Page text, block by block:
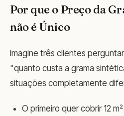
Por que o Preço da
não é Único
Imagine três clientes
"quanto custa a grama
situações completamente
O primeiro quer cobrir 12